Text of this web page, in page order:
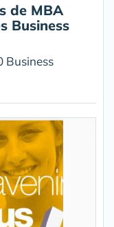
de MBA
Business
Business